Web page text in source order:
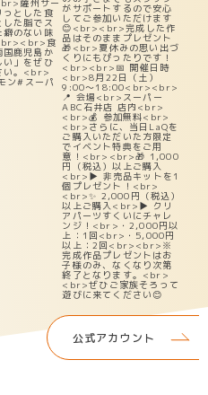
公式アカウント